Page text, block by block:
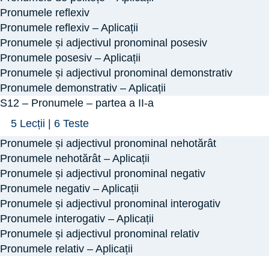
I
Pronumele reflexiv
Pronumele reflexiv – Aplicații
Pronumele și adjectivul pronominal posesiv
Pronumele posesiv – Aplicații
Pronumele și adjectivul pronominal demonstrativ
Pronumele demonstrativ – Aplicații
S12 – Pronumele – partea a II-a
Arată
S12
–
Pronumele
–
partea
a
II-
a
5 Lecții
6 Teste
Pronumele și adjectivul pronominal nehotărât
Pronumele nehotărât – Aplicații
Pronumele și adjectivul pronominal negativ
Pronumele negativ – Aplicații
Pronumele și adjectivul pronominal interogativ
Pronumele interogativ – Aplicații
Pronumele și adjectivul pronominal relativ
Pronumele relativ – Aplicații